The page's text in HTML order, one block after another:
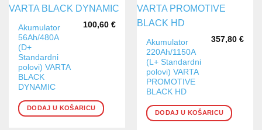
Akumulator
56Ah/480A
(D+
Standardni
polovi) VARTA
BLACK
DYNAMIC
100,60 €
DODAJ U KOŠARICU
Akumulator
220Ah/1150A
(L+ Standardni
polovi) VARTA
PROMOTIVE
BLACK HD
357,80 €
DODAJ U KOŠARICU